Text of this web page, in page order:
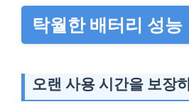
탁월한 배터리 성능
오랜 사용 시간을 보장